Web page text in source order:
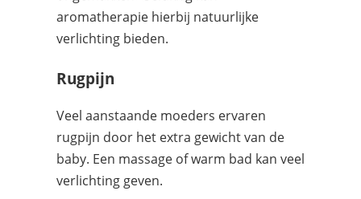
aromatherapie hierbij natuurlijke
verlichting bieden.
Rugpijn
Veel aanstaande moeders ervaren
rugpijn door het extra gewicht van de
baby. Een massage of warm bad kan veel
verlichting geven.